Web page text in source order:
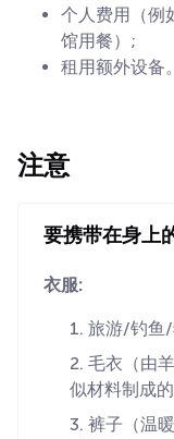
个人费用（例
馆用餐）;
租用额外设备。
注意
要携带在身上
衣服:
旅游/钓鱼/
毛衣（由
似材料制成
裤子（温